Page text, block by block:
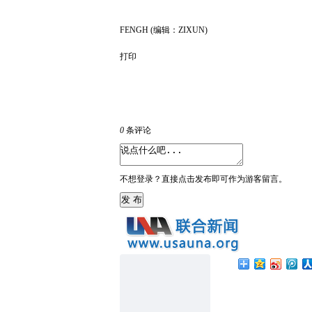
FENGH (编辑：ZIXUN)
打印
0 条评论
不想登录？直接点击发布即可作为游客留言。
发 布